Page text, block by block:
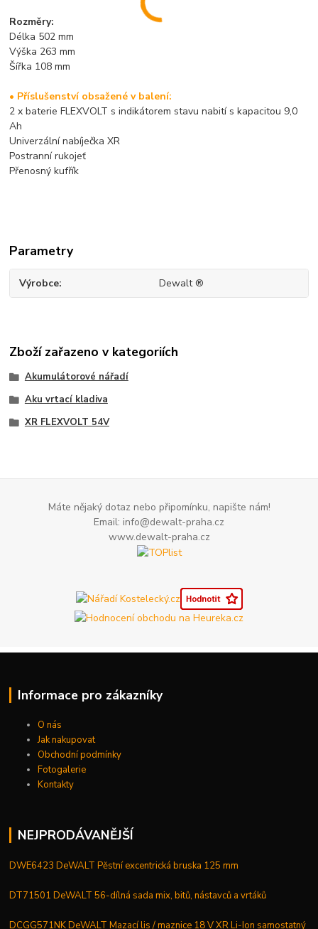
Rozměry:
Délka 502 mm
Výška 263 mm
Šířka 108 mm
• Příslušenství obsažené v balení:
2 x baterie FLEXVOLT s indikátorem stavu nabití s kapacitou 9,0
Ah
Univerzální nabíječka XR
Postranní rukojeť
Přenosný kufřík
Parametry
Výrobce Dewalt ®
Zboží zařazeno v kategoriích
Akumulátorové nářadí
Aku vrtací kladiva
XR FLEXVOLT 54V
Máte nějaký dotaz nebo připomínku, napište nám!
Email: info@dewalt-praha.cz
www.dewalt-praha.cz
Informace pro zákazníky
O nás
Jak nakupovat
Obchodní podmínky
Fotogalerie
Kontakty
NEJPRODÁVANĚJŠÍ
DWE6423 DeWALT Pěstní excentrická bruska 125 mm
DT71501 DeWALT 56-dílná sada mix, bitů, nástavců a vrtáků
DCGG571NK DeWALT Mazací lis / maznice 18 V XR Li-Ion samostatný